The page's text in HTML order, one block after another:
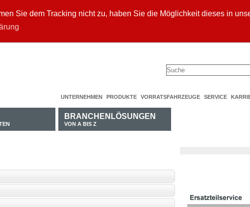
Sie dem Tracking nicht zu, haben Sie die Möglichkeit dieses in
UNTERNEHMEN PRODUKTE VORRATSFAHRZEUGE SERVICE
BRANCHENLÖSUNGEN
VON A BIS Z